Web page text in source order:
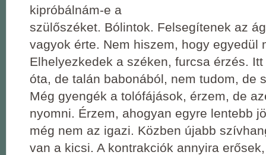
kipróbálnám-e a
szülőszéket. Bólintok. Felsegítenek az
vagyok érte. Nem hiszem, hogy egyedül
Elhelyezkedek a széken, furcsa érzés.
óta, de talán babonából, nem tudom, de
Még gyengék a tolófájások, érzem, de
nyomni. Érzem, ahogyan egyre lentebb
még nem az igazi. Közben újabb
van a kicsi. A kontrakciók annyira